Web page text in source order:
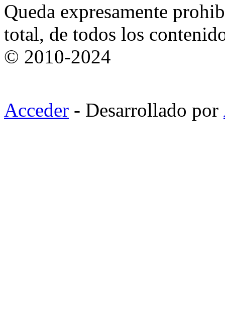
Queda expresamente
total, de todos los
© 2010-2024
Acceder - Desarrollado por